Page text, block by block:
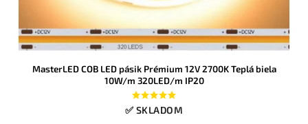
MasterLED COB LED pásik Prémium 12V 2700K Teplá biela
10W/m 320LED/m IP20
✅ SKLADOM